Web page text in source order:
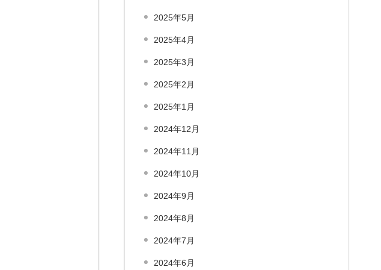
2025年5月
2025年4月
2025年3月
2025年2月
2025年1月
2024年12月
2024年11月
2024年10月
2024年9月
2024年8月
2024年7月
2024年6月